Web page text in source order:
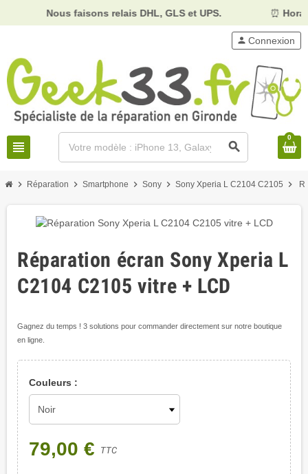
Nous faisons relais DHL, GLS et UPS. Horaires :
view_headline search
person Connexion
0
chevron_right Réparation chevron_right Smartphone chevron_right Sony chevron_right Sony Xperia L C2104 C2105 chevron_right
Réparation écran Sony Xperia L
C2104 C2105 vitre + LCD
Gagnez du temps ! 3 solutions pour commander directement sur notre boutique
en ligne.
Couleurs :
79,00 € TTC